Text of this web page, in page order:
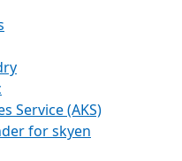
Service (AKS)
for skyen